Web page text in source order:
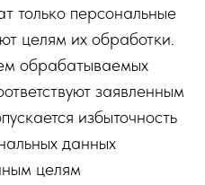
только персональные
целям их обработки.
обрабатываемых
заявленным
избыточность
данных
целям